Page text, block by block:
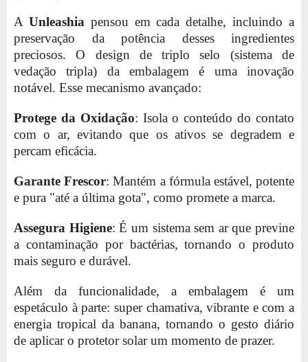
A Unleashia pensou em cada detalhe, incluindo a
preservação da potência desses ingredientes
preciosos. O design de triplo selo (sistema de
vedação tripla) da embalagem é uma inovação
notável. Esse mecanismo avançado:
Protege da Oxidação: Isola o conteúdo do contato
com o ar, evitando que os ativos se degradem e
percam eficácia.
Garante Frescor: Mantém a fórmula estável, potente
e pura "até a última gota", como promete a marca.
Assegura Higiene: É um sistema sem ar que previne
a contaminação por bactérias, tornando o produto
mais seguro e durável.
Além da funcionalidade, a embalagem é um
espetáculo à parte: super chamativa, vibrante e com a
energia tropical da banana, tornando o gesto diário
de aplicar o protetor solar um momento de prazer.